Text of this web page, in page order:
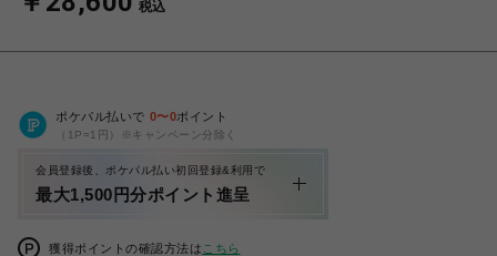
税込
ポケパル払いで 0〜0ポイント
（1P=1円）※キャンペーン分除く
会員登録後、ポケパル払い初回登録&利用で
最大1,500円分ポイント進呈
獲得ポイントの確認方法は こちら